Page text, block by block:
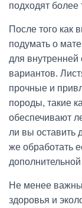
подходят
После того как
подумать о
для внутренней
вариантов.
прочные и
породы, такие
обеспечивают
ли вы оставить
же обработать
Не менее
здоровья и